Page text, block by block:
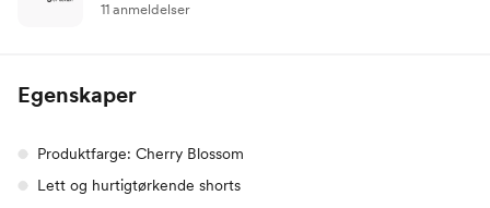
11 anmeldelser
Egenskaper
Produktfarge: Cherry Blossom
Lett og hurtigtørkende shorts